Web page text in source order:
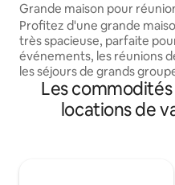
Grande maison pour
événements
Profitez d'une grande
très spacieuse, parfaite
événements, les réunions
les séjours de grands
propriété dispose de 6
confortables, idéales pour
plusieurs personnes dans
Les
locations de